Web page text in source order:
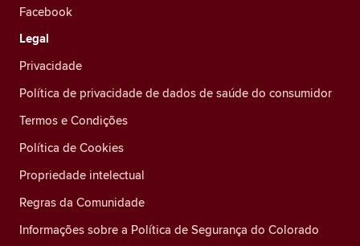
Facebook
Legal
Privacidade
Política de privacidade de dados de saúde do consumidor
Termos e Condições
Política de Cookies
Propriedade intelectual
Regras da Comunidade
Informações sobre a Política de Segurança do Colorado